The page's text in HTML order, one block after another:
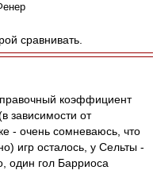
сравнивать.
коэффициент
зависимости от
- очень сомневаюсь, что
игр осталось, у Сельты -
один гол Барриоса